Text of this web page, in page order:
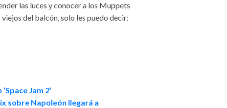
las luces y conocer a los Muppets
del balcón, solo les puedo decir:
Jam 2’
sobre Napoleón llegará a